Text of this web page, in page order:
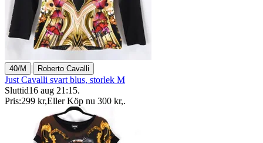
40/M | Roberto Cavalli
Just Cavalli svart blus, storlek M
Sluttid16 aug 21:15.
Pris:299 kr,Eller Köp nu 300 kr,.